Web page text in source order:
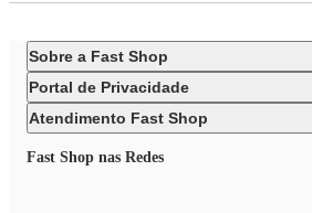
Sobre a Fast Shop
Portal de Privacidade
Atendimento Fast Shop
Fast Shop nas Redes